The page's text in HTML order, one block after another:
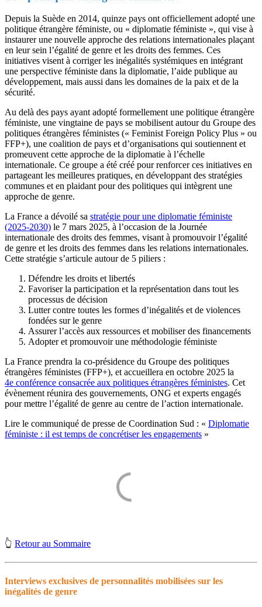
Depuis la Suède en 2014, quinze pays ont officiellement adopté une
politique étrangère féministe, ou « diplomatie féministe », qui vise à
instaurer une nouvelle approche des relations internationales plaçant
en leur sein l’égalité de genre et les droits des femmes. Ces
initiatives visent à corriger les inégalités systémiques en intégrant
une perspective féministe dans la diplomatie, l’aide publique au
développement, mais aussi dans les domaines de la paix et de la
sécurité.
Au delà des pays ayant adopté formellement une politique étrangère
féministe, une vingtaine de pays se mobilisent autour du Groupe des
politiques étrangères féministes (« Feminist Foreign Policy Plus » ou
FFP+), une coalition de pays et d’organisations qui soutiennent et
promeuvent cette approche de la diplomatie à l’échelle
internationale. Ce groupe a été créé pour renforcer ces initiatives en
partageant les meilleures pratiques, en développant des stratégies
communes et en plaidant pour des politiques qui intègrent une
approche de genre.
La France a dévoilé sa stratégie pour une diplomatie féministe
(2025-2030) le 7 mars 2025, à l’occasion de la Journée
internationale des droits des femmes, visant à promouvoir l’égalité
de genre et les droits des femmes dans les relations internationales.
Cette stratégie s’articule autour de 5 piliers :
Défendre les droits et libertés
Favoriser la participation et la représentation dans tout les
processus de décision
Lutter contre toutes les formes d’inégalités et de violences
fondées sur le genre
Assurer l’accès aux ressources et mobiliser des financements
Adopter et promouvoir une méthodologie féministe
La France prendra la co-présidence du Groupe des politiques
étrangères féministes (FFP+), et accueillera en octobre 2025 la
4e conférence consacrée aux politiques étrangères féministes. Cet
évènement réunira des gouvernements, ONG et experts engagés
pour mettre l’égalité de genre au centre de l’action internationale.
Lire le communiqué de presse de Coordination Sud : « Diplomatie
féministe : il est temps de concrétiser les engagements »
👆 Retour au Sommaire
Interviews exclusives de personnalités mobilisées sur les
inégalités de genre